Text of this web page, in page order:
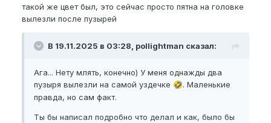
такой же цвет был, это сейчас просто пятна на головке
вылезли после пузырей
В 19.11.2025 в 03:28, pollightman сказал:
Ага... Нету млять, конечно) У меня однажды два
пузыря вылезли на самой уздечке 🤣. Маленькие
правда, но сам факт.
Ты бы написал подробно что делал и как, было бы